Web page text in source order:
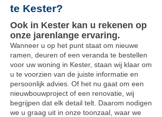
te Kester?
Ook in Kester kan u rekenen op
onze jarenlange ervaring.
Wanneer u op het punt staat om nieuwe
ramen, deuren of een veranda te bestellen
voor uw woning in Kester, staan wij klaar om
u te voorzien van de juiste informatie en
persoonlijk advies. Of het nu gaat om een
nieuwbouwproject of een renovatie, wij
begrijpen dat elk detail telt. Daarom nodigen
we u graag uit in onze toonzaal, waar we